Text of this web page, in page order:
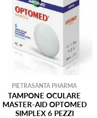
PIETRASANTA PHARMA
TAMPONE OCULARE
MASTER-AID OPTOMED
SIMPLEX 6 PEZZI